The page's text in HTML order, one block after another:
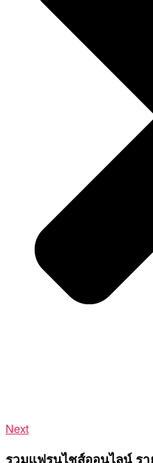
Next
รวมแฟรนไชส์ออนไลน์ ร